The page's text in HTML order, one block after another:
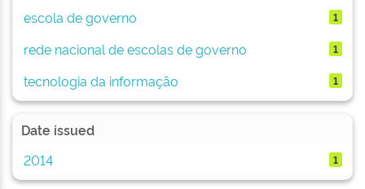
escola de governo 1
rede nacional de escolas de governo 1
tecnologia da informação 1
Date issued
2014
1